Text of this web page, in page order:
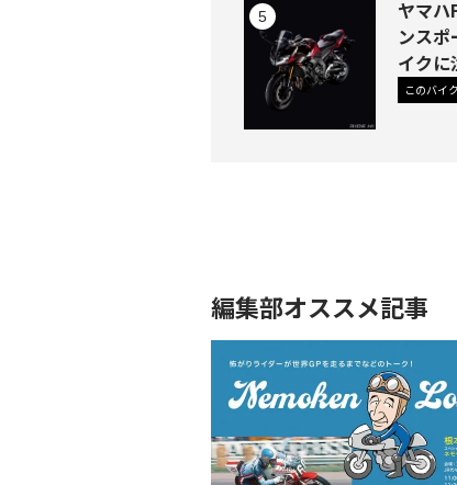
ヤマハ
ンス
イクに
このバイ
編集部オススメ記事